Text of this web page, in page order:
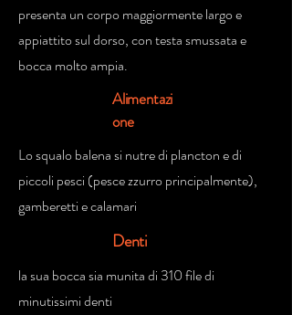
presenta un corpo maggiormente largo e
appiattito sul dorso, con testa smussata e
bocca molto ampia.
Alimentazi
one
Lo squalo balena si nutre di plancton e di
piccoli pesci (pesce zzurro principalmente),
gamberetti e calamari
Denti
la sua bocca sia munita di 310 file di
minutissimi denti